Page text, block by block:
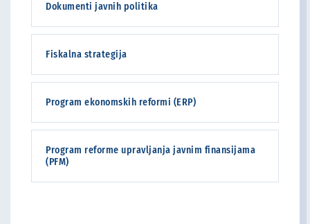
Dokumenti javnih politika
Fiskalna strategija
Program ekonomskih reformi (ERP)
Program reforme upravljanja javnim finansijama
(PFM)